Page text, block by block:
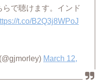
らで聴けます。インド
t.co/B2Q3j8WPoJ
March 12,